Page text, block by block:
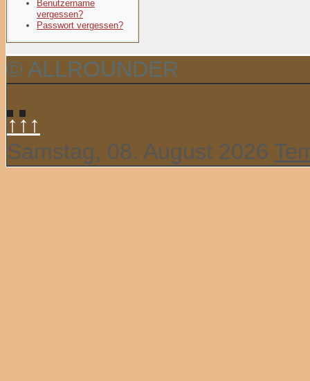
Benutzername
vergessen?
Passwort vergessen?
© ALLROUNDER
↑↑↑
Samstag, 08. August 2026